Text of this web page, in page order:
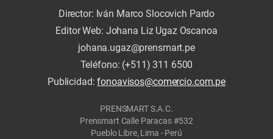
Director: Iván Marco Slocovich Pardo
Editor Web: Johana Liz Ugaz Oscanoa
johana.ugaz@prensmart.pe
Teléfono: (+511) 311 6500
Publicidad:fonoavisos@comercio.com.pe
PRENSMART S.A.C.
Prensmart Calle Paracas #532
Pueblo Libre, Lima - Perú